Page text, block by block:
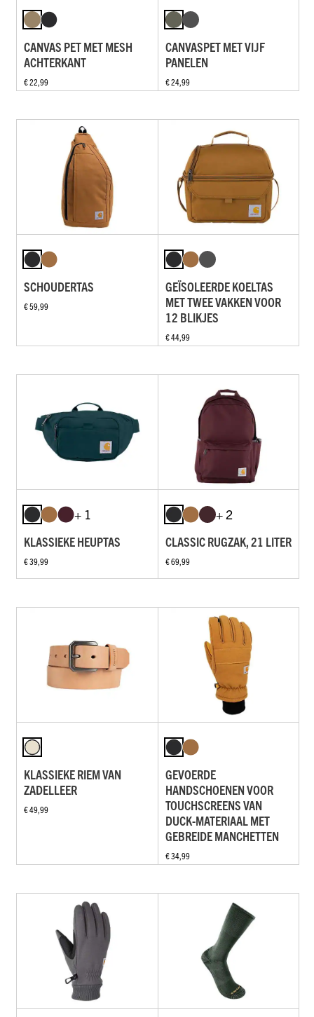
CANVAS PET MET MESH
ACHTERKANT
€ 22,99
CANVASPET MET VIJF
PANELEN
€ 24,99
SCHOUDERTAS
€ 59,99
GEÏSOLEERDE KOELTAS
MET TWEE VAKKEN VOOR
12 BLIKJES
€ 44,99
+ 1
KLASSIEKE HEUPTAS
€ 39,99
+ 2
CLASSIC RUGZAK, 21 LITER
€ 69,99
KLASSIEKE RIEM VAN
ZADELLEER
€ 49,99
GEVOERDE
HANDSCHOENEN VOOR
TOUCHSCREENS VAN
DUCK-MATERIAAL MET
GEBREIDE MANCHETTEN
€ 34,99